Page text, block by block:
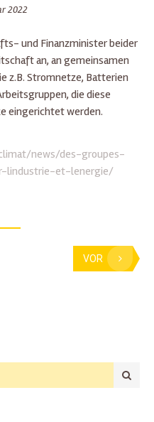
2022
und Finanzminister beider
an, an gemeinsamen
z.B. Stromnetze, Batterien
die diese
eingerichtet werden.
news/des-groupes-
lindustrie-et-lenergie/
VOR